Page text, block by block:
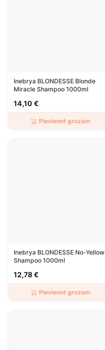
Inebrya BLONDESSE Blonde
Miracle Shampoo 1000ml
14,10 €
Pievienot grozam
Inebrya BLONDESSE No-Yellow
Shampoo 1000ml
12,78 €
Pievienot grozam